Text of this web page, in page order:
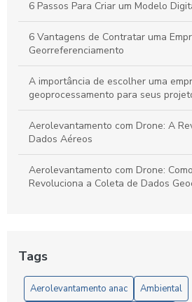
6 Passos Para Criar um Modelo
6 Vantagens de Contratar uma
Georreferenciamento
A importância de escolher uma
geoprocessamento para seus
Aerolevantamento com Drone: A
Dados Aéreos
Aerolevantamento com Drone:
Revoluciona a Coleta de Dados
levantamentos
Aerolevantamento com Drone:
Tags
Aerolevantamento anac
Ambiental